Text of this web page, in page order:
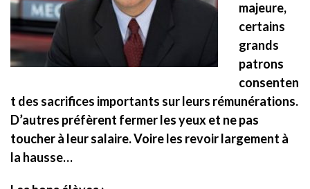
majeure,
certains
grands
patrons
consenten
t des sacrifices importants sur leurs rémunérations.
D’autres préfèrent fermer les yeux et ne pas
toucher à leur salaire. Voire les revoir largement à
la hausse…